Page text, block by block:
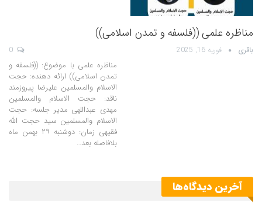
مناظره علمی ((فلسفه و تمدن اسلامی))
باقری فوریه 16, 2025
مناظره علمی با موضوع: ((فلسفه و
تمدن اسلامی)) ارائه دهنده: حجت
الاسلام والمسلمین علیرضا پیروزمند
ناقد: حجت الاسلام والمسلمین
مهدی عبداللهی مدیر جلسه: حجت
الاسلام والمسلمین سید حجت الله
فقیهی زمان: دوشنبه ۲۹ بهمن ماه
بلافاصله بعد…
آخرین دیدگاه‌ها